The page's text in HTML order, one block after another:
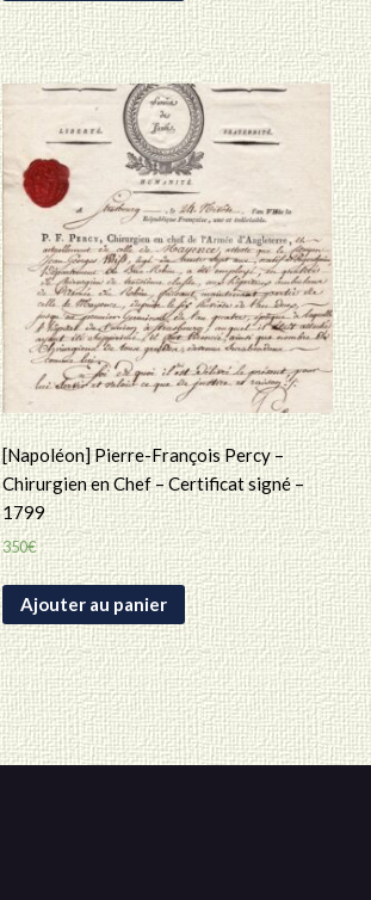
[Napoléon] Pierre-François Percy –
Chirurgien en Chef – Certificat signé –
1799
350€
Ajouter au panier